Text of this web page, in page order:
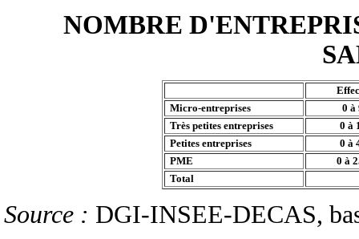
NOMBRE
Micro-entreprises
0 à
Très petites entreprises
0 à
Petites entreprises
0 à
PME
0 à
Total
Source : DGI-INSEE-DECAS,